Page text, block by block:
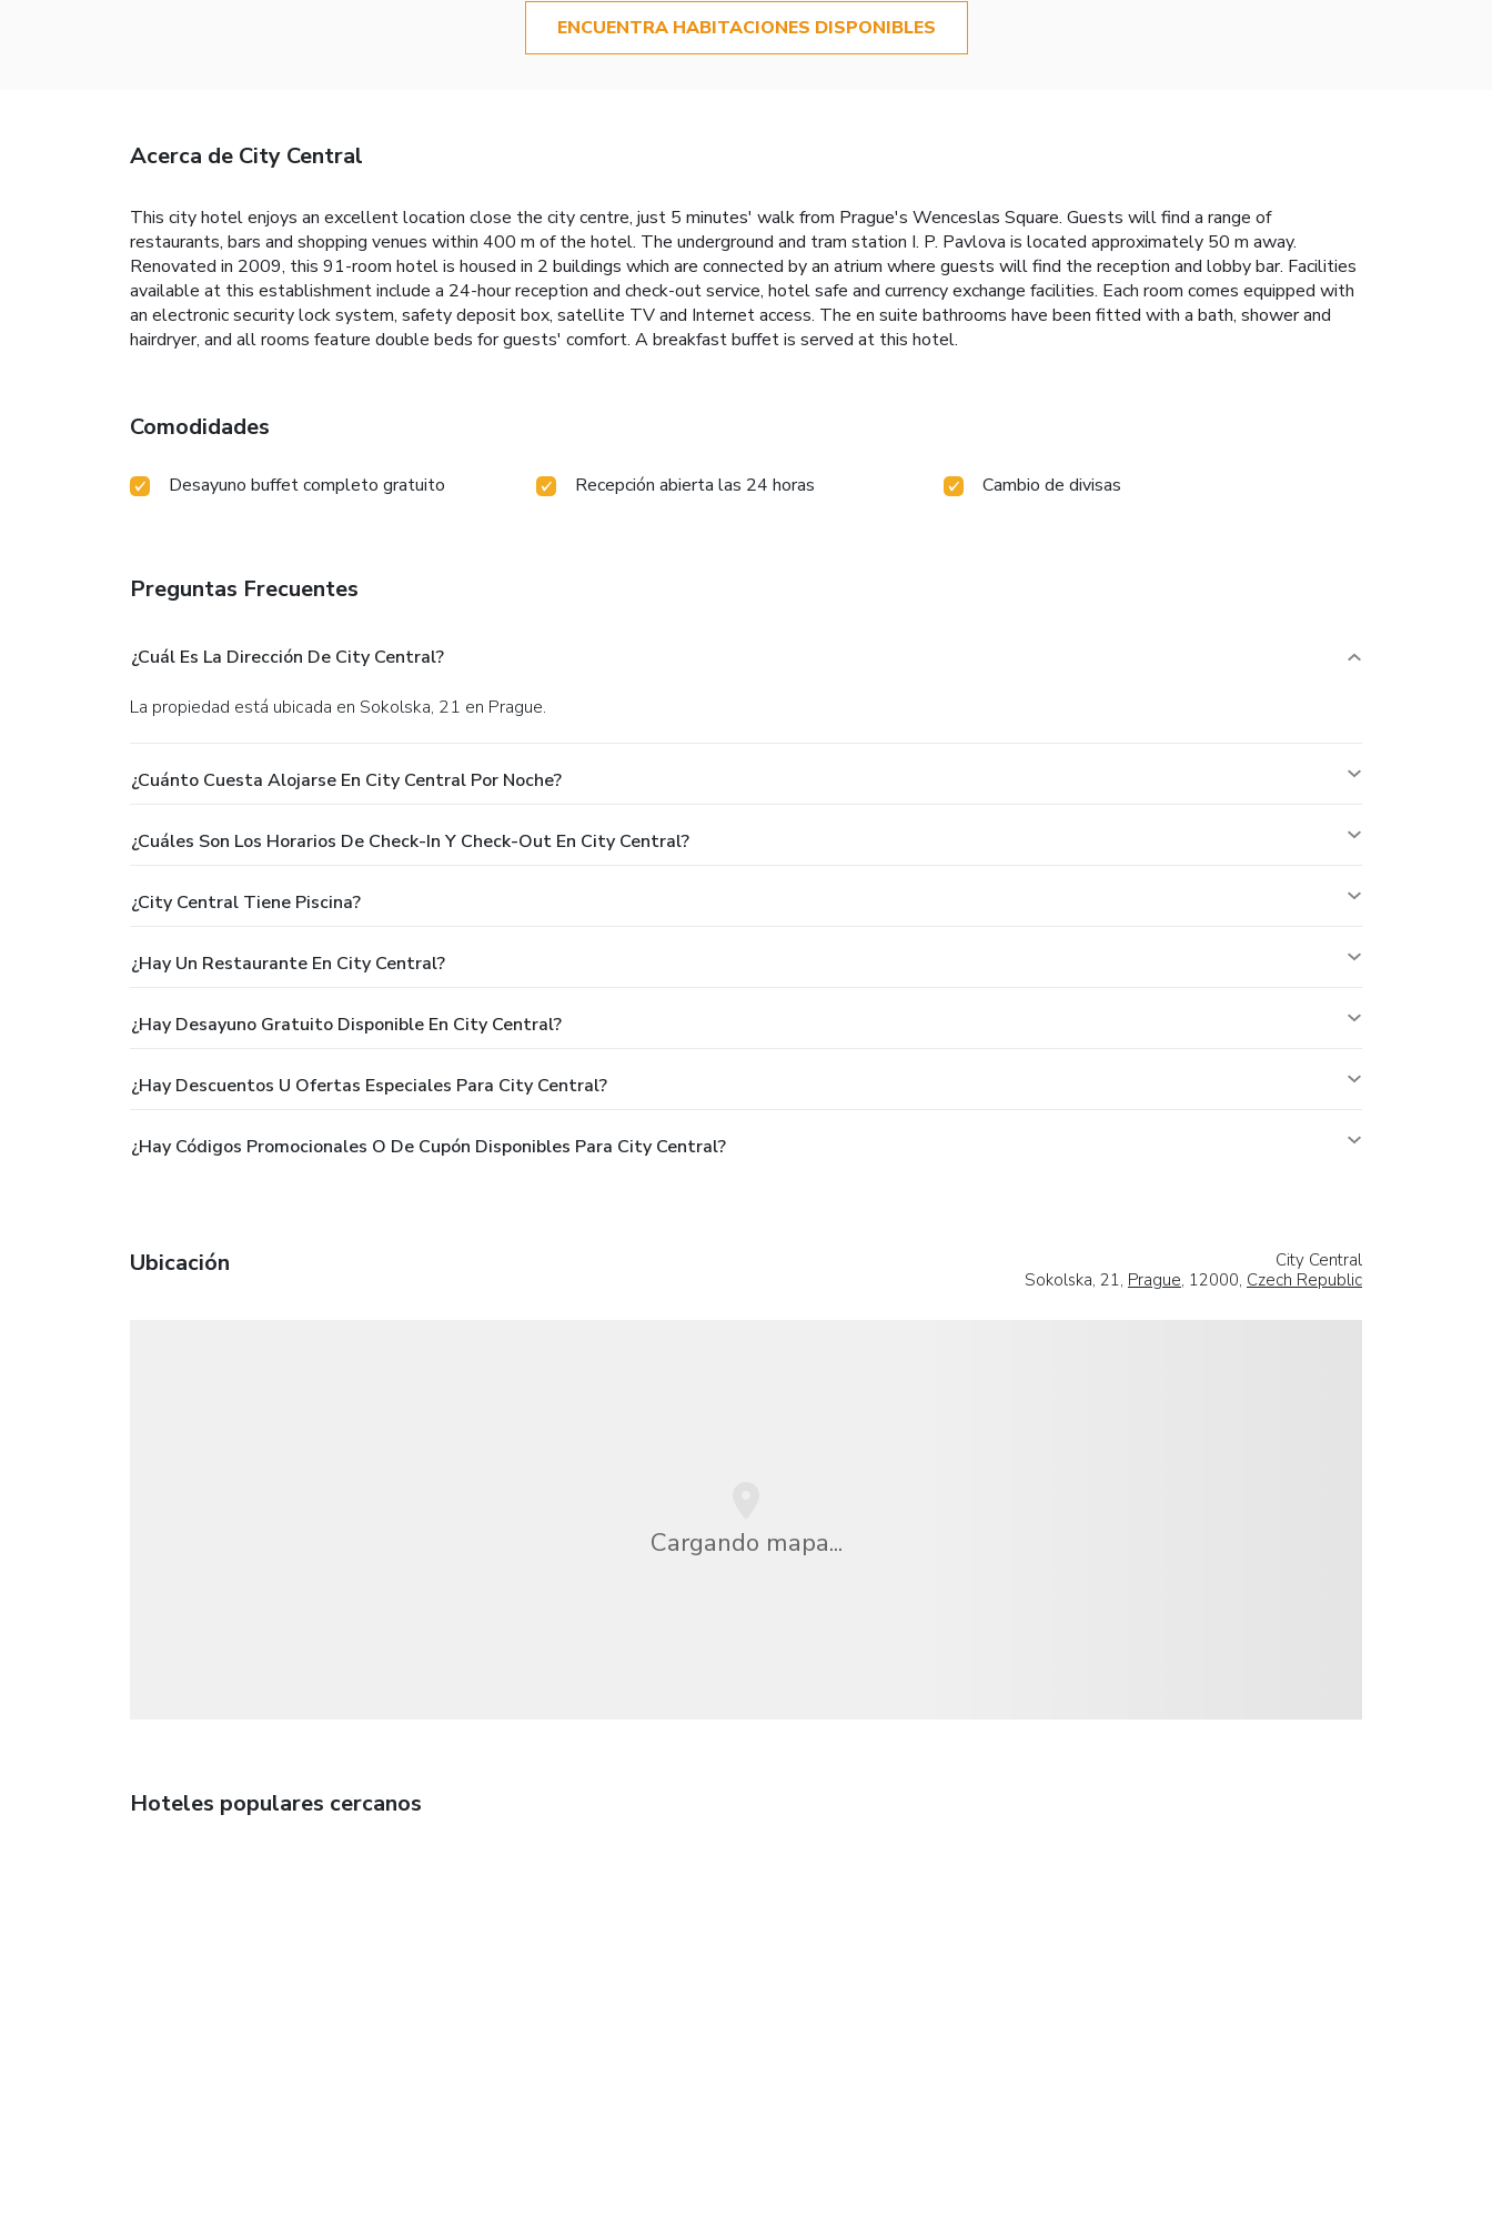
ENCUENTRA HABITACIONES DISPONIBLES
Acerca de City Central
This city hotel enjoys an excellent location close the city centre, just 5 minutes' walk from Prague's Wenceslas Square. Guests will find a range of
restaurants, bars and shopping venues within 400 m of the hotel. The underground and tram station I. P. Pavlova is located approximately 50 m away.
Renovated in 2009, this 91-room hotel is housed in 2 buildings which are connected by an atrium where guests will find the reception and lobby bar. Facilities
available at this establishment include a 24-hour reception and check-out service, hotel safe and currency exchange facilities. Each room comes equipped with
an electronic security lock system, safety deposit box, satellite TV and Internet access. The en suite bathrooms have been fitted with a bath, shower and
hairdryer, and all rooms feature double beds for guests' comfort. A breakfast buffet is served at this hotel.
Comodidades
Desayuno buffet completo gratuito Recepción abierta las 24 horas Cambio de divisas
Preguntas Frecuentes
¿Cuál Es La Dirección De City Central?
La propiedad está ubicada en Sokolska, 21 en Prague.
¿Cuánto Cuesta Alojarse En City Central Por Noche?
¿Cuáles Son Los Horarios De Check-In Y Check-Out En City Central?
¿City Central Tiene Piscina?
¿Hay Un Restaurante En City Central?
¿Hay Desayuno Gratuito Disponible En City Central?
¿Hay Descuentos U Ofertas Especiales Para City Central?
¿Hay Códigos Promocionales O De Cupón Disponibles Para City Central?
Ubicación
City Central
Sokolska, 21, Prague, 12000, Czech Republic
Cargando mapa...
Hoteles populares cercanos